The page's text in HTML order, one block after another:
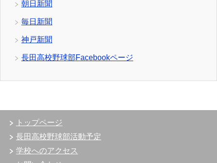
朝日新聞
毎日新聞
神戸新聞
長田高校野球部Facebookページ
トップページ
長田高校野球部活動予定
学校へのアクセス